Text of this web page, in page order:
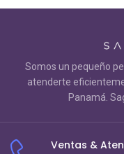
Somos un pequeño
atenderte
Panamá.
Ventas &